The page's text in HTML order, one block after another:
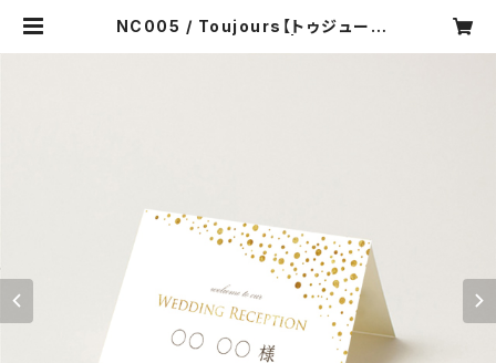
NC005 / Toujours【トゥジュー】